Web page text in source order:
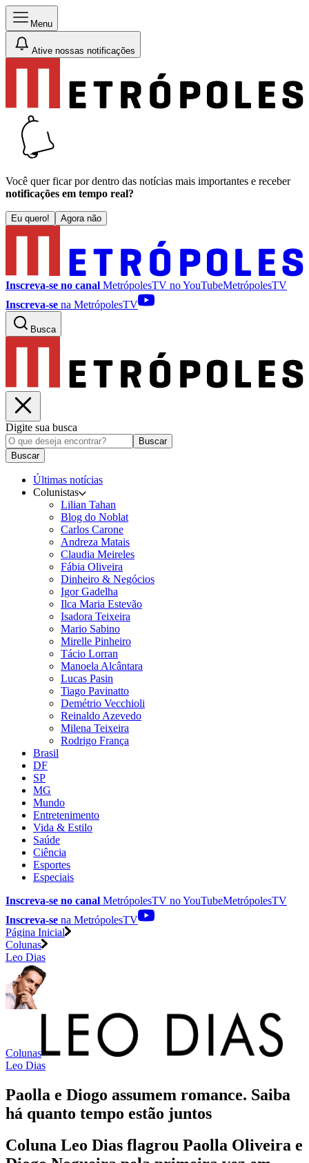
Menu
Ative nossas notificações
Você quer ficar por dentro das notícias mais importantes e receber
notificações em tempo real?
Eu quero! Agora não
Inscreva-se no canal MetrópolesTV noYouTubeMetrópolesTV
Inscreva-se na MetrópolesTV
Busca
Digite sua busca
Buscar
Buscar
Últimas notícias
Colunistas
Lilian Tahan
Blog do Noblat
Carlos Carone
Andreza Matais
Claudia Meireles
Fábia Oliveira
Dinheiro & Negócios
Igor Gadelha
Ilca Maria Estevão
Isadora Teixeira
Mario Sabino
Mirelle Pinheiro
Tácio Lorran
Manoela Alcântara
Lucas Pasin
Tiago Pavinatto
Demétrio Vecchioli
Reinaldo Azevedo
Milena Teixeira
Rodrigo França
Brasil
DF
SP
MG
Mundo
Entretenimento
Vida & Estilo
Saúde
Ciência
Esportes
Especiais
Inscreva-se no canal MetrópolesTV noYouTubeMetrópolesTV
Inscreva-se na MetrópolesTV
Página Inicial
Colunas
Leo Dias
Colunas
Leo Dias
Paolla e Diogo assumem romance. Saiba
há quanto tempo estão juntos
Coluna Leo Dias flagrou Paolla Oliveira e